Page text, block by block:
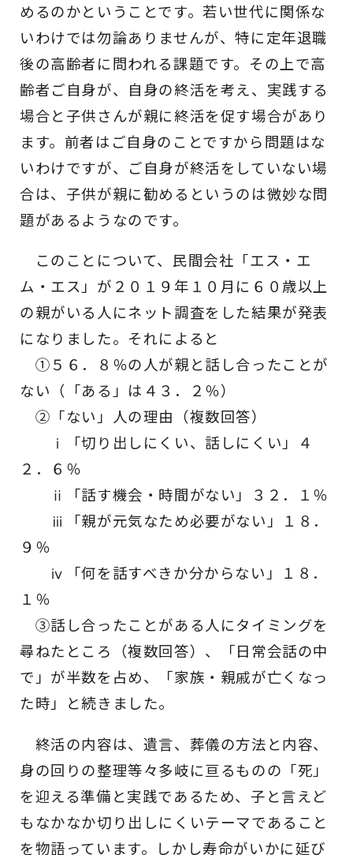
めるのかということです。若い世代に関係な
いわけでは勿論ありませんが、特に定年退職
後の高齢者に問われる課題です。その上で高
齢者ご自身が、自身の終活を考え、実践する
場合と子供さんが親に終活を促す場合があり
ます。前者はご自身のことですから問題はな
いわけですが、ご自身が終活をしていない場
合は、子供が親に勧めるというのは微妙な問
題があるようなのです。
このことについて、民間会社「エス・エ
ム・エス」が２０１９年１０月に６０歳以上
の親がいる人にネット調査をした結果が発表
になりました。それによると
①５６．８％の人が親と話し合ったことが
ない（「ある」は４３．２％）
②「ない」人の理由（複数回答）
ⅰ「切り出しにくい、話しにくい」４
２．６％
ⅱ「話す機会・時間がない」３２．１％
ⅲ「親が元気なため必要がない」１８．
９％
ⅳ「何を話すべきか分からない」１８．
１％
③話し合ったことがある人にタイミングを
尋ねたところ（複数回答）、「日常会話の中
で」が半数を占め、「家族・親戚が亡くなっ
た時」と続きました。
終活の内容は、遺言、葬儀の方法と内容、
身の回りの整理等々多岐に亘るものの「死」
を迎える準備と実践であるため、子と言えど
もなかなか切り出しにくいテーマであること
を物語っています。しかし寿命がいかに延び